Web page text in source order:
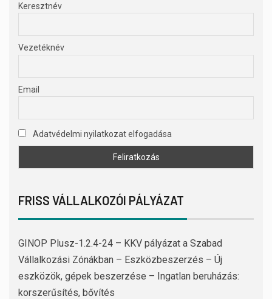
Keresztnév
Vezetéknév
Email
Adatvédelmi nyilatkozat elfogadása
FRISS VÁLLALKOZÓI PÁLYÁZAT
GINOP Plusz-1.2.4-24 – KKV pályázat a Szabad
Vállalkozási Zónákban – Eszközbeszerzés – Új
eszközök, gépek beszerzése – Ingatlan beruházás:
korszerűsítés, bővítés